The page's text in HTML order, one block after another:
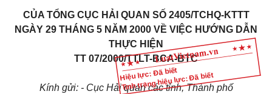
Hiệu lực: Đã biết
Tình trạng hiệu lực: Đã biết
CỦA TỔNG CỤC HẢI QUAN SỐ 2405/TCHQ-KTTT
NGÀY 29 THÁNG 5 NĂM 2000 VỀ VIỆC HƯỚNG DẪN
THỰC HIỆN
TT 07/2000/TTLT-BCA-BTC
Kính gửi: - Cục Hải quan các tỉnh, Thành phố